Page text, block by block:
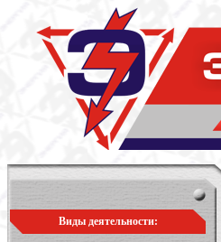
Виды деятельности: